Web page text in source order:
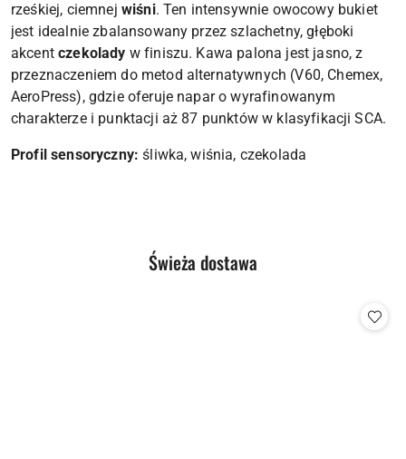
rześkiej, ciemnej wiśni. Ten intensywnie owocowy bukiet
jest idealnie zbalansowany przez szlachetny, głęboki
akcentczekolady w finiszu. Kawa palona jest jasno, z
przeznaczeniem do metod alternatywnych (V60, Chemex,
AeroPress), gdzie oferuje napar o wyrafinowanym
charakterze i punktacji aż 87 punktów w klasyfikacji SCA.
Profil sensoryczny: śliwka, wiśnia, czekolada
Pomiń karuzelę produktów
Produkty
Świeża dostawa